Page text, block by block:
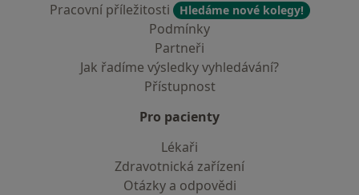
Pracovní příležitosti
Hledáme nové kolegy!
Podmínky
Partneři
Jak řadíme výsledky vyhledávání?
Přístupnost
Pro pacienty
Lékaři
Zdravotnická zařízení
Otázky a odpovědi